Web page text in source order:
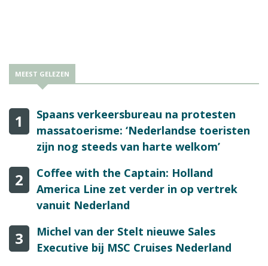
MEEST GELEZEN
1
Spaans verkeersbureau na protesten
massatoerisme: ‘Nederlandse toeristen
zijn nog steeds van harte welkom’
2
Coffee with the Captain: Holland
America Line zet verder in op vertrek
vanuit Nederland
3
Michel van der Stelt nieuwe Sales
Executive bij MSC Cruises Nederland